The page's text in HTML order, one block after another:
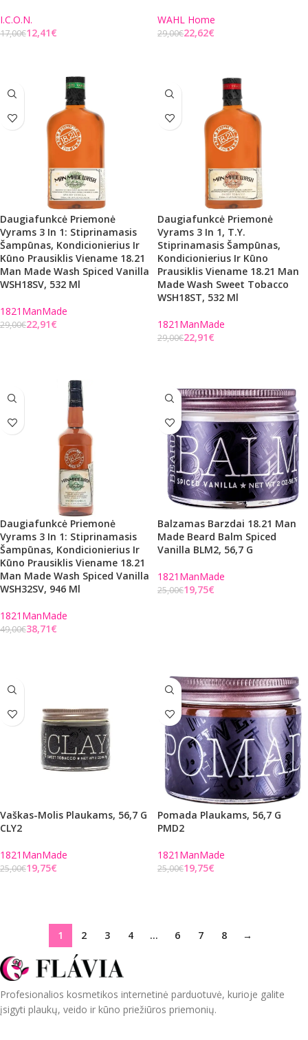
I.C.O.N.
17,00€12,41€
WAHL Home
29,00€22,62€
Daugiafunkcė Priemonė
Vyrams 3 In 1: Stiprinamasis
Šampūnas, Kondicionierius Ir
Kūno Prausiklis Viename 18.21
Man Made Wash Spiced Vanilla
WSH18SV, 532 Ml
1821ManMade
29,00€22,91€
Daugiafunkcė Priemonė
Vyrams 3 In 1, T.y.
Stiprinamasis Šampūnas,
Kondicionierius Ir Kūno
Prausiklis Viename 18.21 Man
Made Wash Sweet Tobacco
WSH18ST, 532 Ml
1821ManMade
29,00€22,91€
Daugiafunkcė Priemonė
Vyrams 3 In 1: Stiprinamasis
Šampūnas, Kondicionierius Ir
Kūno Prausiklis Viename 18.21
Man Made Wash Spiced Vanilla
WSH32SV, 946 Ml
1821ManMade
49,00€38,71€
Balzamas Barzdai 18.21 Man
Made Beard Balm Spiced
Vanilla BLM2, 56,7 G
1821ManMade
25,00€19,75€
Vaškas-Molis Plaukams, 56,7 G
CLY2
1821ManMade
25,00€19,75€
Pomada Plaukams, 56,7 G
PMD2
1821ManMade
25,00€19,75€
1 2 3 4 … 6 7 8 →
Profesionalios kosmetikos internetinė parduotuvė, kurioje galite
įsigyti plaukų, veido ir kūno priežiūros priemonių.